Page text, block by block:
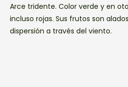
Arce tridente. Color verde y en
incluso rojas. Sus frutos son
dispersión a través del viento.